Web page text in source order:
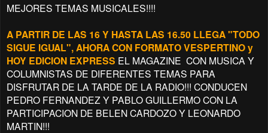
MEJORES TEMAS MUSICALES!!!!
A PARTIR DE LAS 16 Y HASTA LAS 16.50 LLEGA "TODO
SIGUE IGUAL", AHORA CON FORMATO VESPERTINO y
HOY EDICION EXPRESS EL MAGAZINE CON MUSICA Y
COLUMNISTAS DE DIFERENTES TEMAS PARA
DISFRUTAR DE LA TARDE DE LA RADIO!!! CONDUCEN
PEDRO FERNANDEZ Y PABLO GUILLERMO CON LA
PARTICIPACION DE BELEN CARDOZO Y LEONARDO
MARTIN!!!